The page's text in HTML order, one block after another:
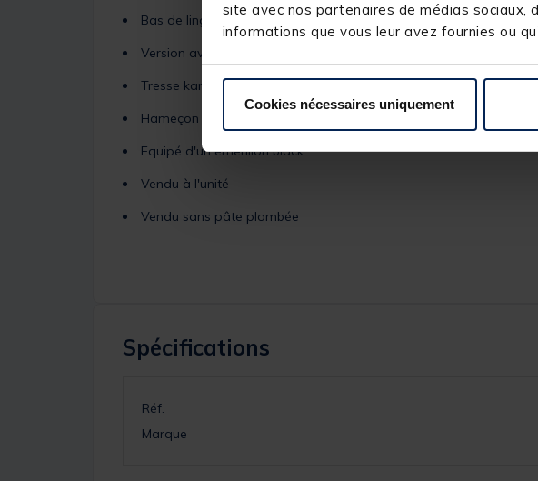
site avec nos partenaires de médias sociaux,
informations que vous leur avez fournies ou
Cookies nécessaires uniquement
Bas de linge monté
Version avec ardillon
Tresse kamo
Hameçon krank choddy
Equipé d'un émerillon black
Vendu à l'unité
Vendu sans pâte plombée
Spécifications
Réf.
Marque